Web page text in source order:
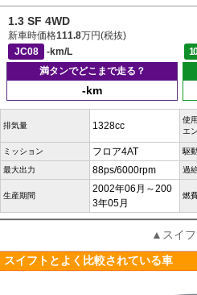
1.3 SF 4WD
新車時価格111.8万円(税抜)
JC08
-km/L
満タンでどこまで走る？
-km
排気量 1328cc
使
エ
ミッション フロア4AT 駆
最大出力 88ps/6000rpm 過
生産期間
2002年06月～200
3年05月
燃
▲スイ
スイフトとよく比較されている車